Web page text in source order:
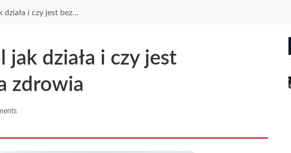
jest bezpieczne dla zdrowia
jak działa i czy jest
zdrowia